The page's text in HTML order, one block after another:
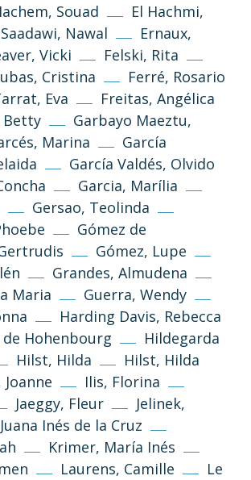
Souad
El Hachmi,
Nawal
Ernaux,
Vicki
Felski, Rita
Cristina
Ferré, Rosario
Eva
Freitas, Angélica
Betty
Garbayo Maeztu,
Marina
García
García Valdés, Olvido
Garcia, Marília
Gersao, Teolinda
Gómez de
Gómez, Lupe
Grandes, Almudena
Maria
Guerra, Wendy
Harding Davis, Rebecca
de Hohenbourg
Hildegarda
Hilst, Hilda
Hilst, Hilda
Ilis, Florina
Jaeggy, Fleur
Jelinek,
Juana Inés de la Cruz
Krimer, María Inés
Laurens, Camille
Le